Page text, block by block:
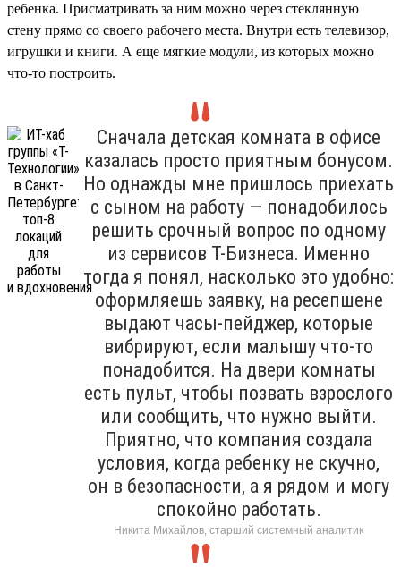
ребенка. Присматривать за ним можно через стеклянную
стену прямо со своего рабочего места. Внутри есть телевизор,
игрушки и книги. А еще мягкие модули, из которых можно
что-то построить.
Сначала детская комната в офисе
казалась просто приятным бонусом.
Но однажды мне пришлось приехать
с сыном на работу — понадобилось
решить срочный вопрос по одному
из сервисов Т-Бизнеса. Именно
тогда я понял, насколько это удобно:
оформляешь заявку, на ресепшене
выдают часы-пейджер, которые
вибрируют, если малышу что-то
понадобится. На двери комнаты
есть пульт, чтобы позвать взрослого
или сообщить, что нужно выйти.
Приятно, что компания создала
условия, когда ребенку не скучно,
он в безопасности, а я рядом и могу
спокойно работать.
Никита Михайлов, старший системный аналитик